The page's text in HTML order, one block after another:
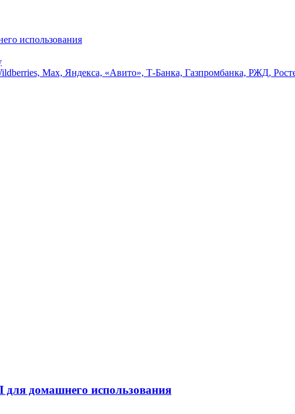
использования
Max, Яндекса, «Авито», Т-Банка, Газпромбанка, РЖД,
для домашнего использования